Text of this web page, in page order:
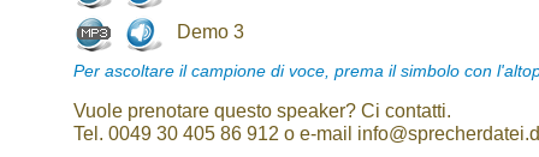
Demo 3
Per ascoltare il campione di voce, prema il simbolo con
Vuole prenotare questo speaker? Ci contatti.
Tel. 0049 30 405 86 912 o e-mail